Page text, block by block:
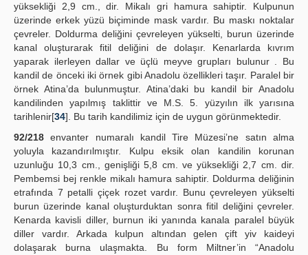
yüksekliği 2,9 cm., dir. Mikalı gri hamura sahiptir. Kulpunun
üzerinde erkek yüzü biçiminde mask vardır. Bu maskı noktalar
çevreler. Doldurma deliğini çevreleyen yükselti, burun üzerinde
kanal oluşturarak fitil deliğini de dolaşır. Kenarlarda kıvrım
yaparak ilerleyen dallar ve üçlü meyve grupları bulunur . Bu
kandil de önceki iki örnek gibi Anadolu özellikleri taşır. Paralel bir
örnek Atina’da bulunmuştur. Atina’daki bu kandil bir Anadolu
kandilinden yapılmış taklittir ve M.S. 5. yüzyılın ilk yarısına
tarihlenir[34]. Bu tarih kandilimiz için de uygun görünmektedir.
92/218 envanter numaralı kandil Tire Müzesi’ne satın alma
yoluyla kazandırılmıştır. Kulpu eksik olan kandilin korunan
uzunluğu 10,3 cm., genişliği 5,8 cm. ve yüksekliği 2,7 cm. dir.
Pembemsi bej renkle mikalı hamura sahiptir. Doldurma deliğinin
etrafında 7 petalli çiçek rozet vardır. Bunu çevreleyen yükselti
burun üzerinde kanal oluşturduktan sonra fitil deliğini çevreler.
Kenarda kavisli diller, burnun iki yanında kanala paralel büyük
diller vardır. Arkada kulpun altından gelen çift yiv kaideyi
dolaşarak burna ulaşmakta. Bu form Miltner’in “Anadolu